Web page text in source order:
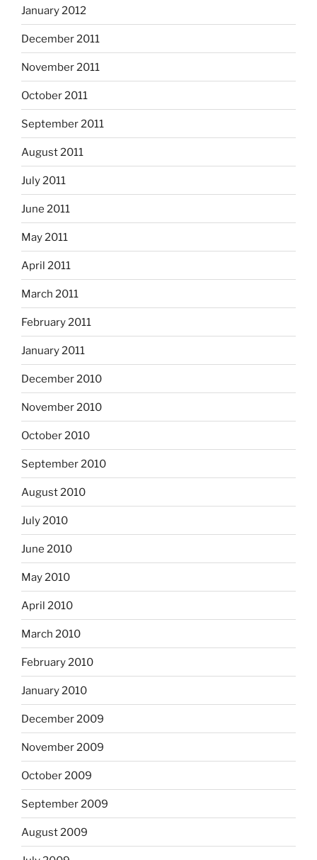
January 2012
December 2011
November 2011
October 2011
September 2011
August 2011
July 2011
June 2011
May 2011
April 2011
March 2011
February 2011
January 2011
December 2010
November 2010
October 2010
September 2010
August 2010
July 2010
June 2010
May 2010
April 2010
March 2010
February 2010
January 2010
December 2009
November 2009
October 2009
September 2009
August 2009